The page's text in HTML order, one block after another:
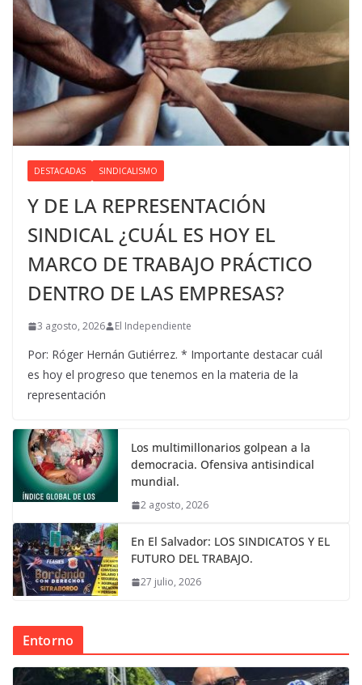
DESTACADAS SINDICALISMO
Y DE LA REPRESENTACIÓN
SINDICAL ¿CUÁL ES HOY EL
MARCO DE TRABAJO PRÁCTICO
DENTRO DE LAS EMPRESAS?
3 agosto, 2026 El Independiente
Por: Róger Hernán Gutiérrez. * Importante destacar cuál
es hoy el progreso que tenemos en la materia de la
representación
Los multimillonarios golpean a la
democracia. Ofensiva antisindical
mundial.
2 agosto, 2026
En El Salvador: LOS SINDICATOS Y EL
FUTURO DEL TRABAJO.
27 julio, 2026
Entorno